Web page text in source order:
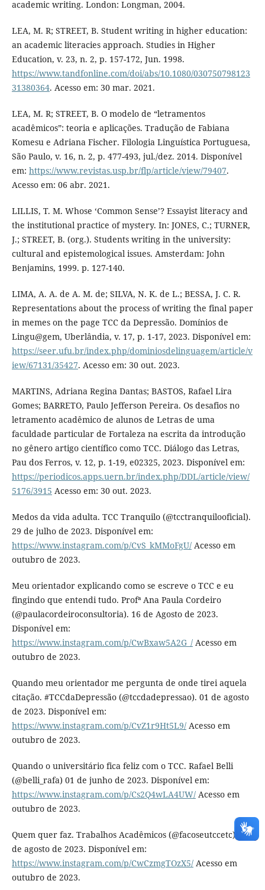
academic writing. London: Longman, 2004.
LEA, M. R; STREET, B. Student writing in higher education:
an academic literacies approach. Studies in Higher
Education, v. 23, n. 2, p. 157-172, Jun. 1998.
https://www.tandfonline.com/doi/abs/10.1080/030750798123
31380364. Acesso em: 30 mar. 2021.
LEA, M. R; STREET, B. O modelo de “letramentos
acadêmicos”: teoria e aplicações. Tradução de Fabiana
Komesu e Adriana Fischer. Filologia Linguística Portuguesa,
São Paulo, v. 16, n. 2, p. 477-493, jul./dez. 2014. Disponível
em: https://www.revistas.usp.br/flp/article/view/79407.
Acesso em: 06 abr. 2021.
LILLIS, T. M. Whose ‘Common Sense’? Essayist literacy and
the institutional practice of mystery. In: JONES, C.; TURNER,
J.; STREET, B. (org.). Students writing in the university:
cultural and epistemological issues. Amsterdam: John
Benjamins, 1999. p. 127-140.
LIMA, A. A. de A. M. de; SILVA, N. K. de L.; BESSA, J. C. R.
Representations about the process of writing the final paper
in memes on the page TCC da Depressão. Domínios de
Lingu@gem, Uberlândia, v. 17, p. 1-17, 2023. Disponível em:
https://seer.ufu.br/index.php/dominiosdelinguagem/article/v
iew/67131/35427. Acesso em: 30 out. 2023.
MARTINS, Adriana Regina Dantas; BASTOS, Rafael Lira
Gomes; BARRETO, Paulo Jefferson Pereira. Os desafios no
letramento acadêmico de alunos de Letras de uma
faculdade particular de Fortaleza na escrita da introdução
no gênero artigo científico como TCC. Diálogo das Letras,
Pau dos Ferros, v. 12, p. 1-19, e02325, 2023. Disponível em:
https://periodicos.apps.uern.br/index.php/DDL/article/view/
5176/3915 Acesso em: 30 out. 2023.
Medos da vida adulta. TCC Tranquilo (@tcctranquilooficial).
29 de julho de 2023. Disponível em:
https://www.instagram.com/p/CvS_kMMoFgU/Acesso em
outubro de 2023.
Meu orientador explicando como se escreve o TCC e eu
fingindo que entendi tudo. Profª Ana Paula Cordeiro
(@paulacordeiroconsultoria). 16 de Agosto de 2023.
Disponível em:
https://www.instagram.com/p/CwBxaw5A2G_/Acesso em
outubro de 2023.
Quando meu orientador me pergunta de onde tirei aquela
citação. #TCCdaDepressão (@tccdadepressao). 01 de agosto
de 2023. Disponível em:
https://www.instagram.com/p/CvZ1r9Ht5L9/Acesso em
outubro de 2023.
Quando o universitário fica feliz com o TCC. Rafael Belli
(@belli_rafa) 01 de junho de 2023. Disponível em:
https://www.instagram.com/p/Cs2Q4wLA4UW/Acesso em
outubro de 2023.
Quem quer faz. Trabalhos Acadêmicos (@facoseutccetc). 17
de agosto de 2023. Disponível em:
https://www.instagram.com/p/CwCzmgTOzX5/Acesso em
outubro de 2023.